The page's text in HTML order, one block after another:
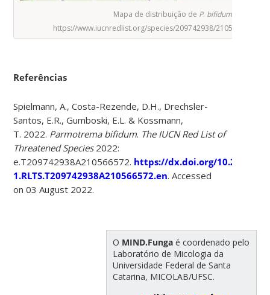
Mapa de distribuição de P. bifidum
https://www.iucnredlist.org/species/209742938/
Referências
Spielmann, A., Costa-Rezende, D.H., Drechsler-
Santos, E.R., Gumboski, E.L. & Kossmann,
T. 2022. Parmotrema bifidum. The IUCN Red List of
Threatened Species2022:
e.T209742938A210566572. https://dx.doi.org/10.2305/
1.RLTS.T209742938A210566572.en. Accessed
on 03 August 2022.
O MIND.Fungaé coordenado pelo
Laboratório de Micologia da
Universidade Federal de Santa
Catarina, MICOLAB/UFSC.